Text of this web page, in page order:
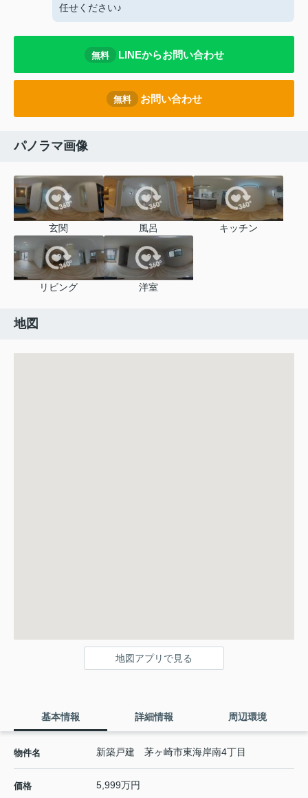
任せください♪
無料 LINEからお問い合わせ
無料 お問い合わせ
パノラマ画像
玄関 風呂 キッチン
リビング 洋室
地図
地図アプリで見る
基本情報 詳細情報 周辺環境
物件名 新築戸建 茅ヶ崎市東海岸南4丁目
価格 5,999万円